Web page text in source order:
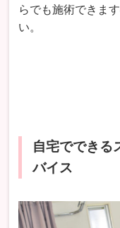
らでも施術できま
い。
自宅でできる
バイス